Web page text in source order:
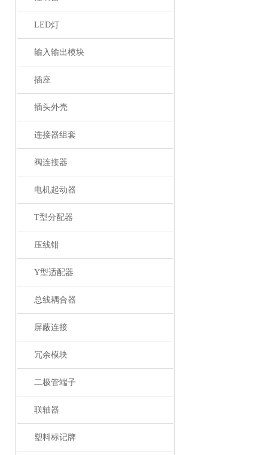
LED灯
输入输出模块
插座
插头外壳
连接器组套
阀连接器
电机起动器
T型分配器
压线钳
Y型适配器
总线耦合器
屏蔽连接
冗余模块
二极管端子
联轴器
塑料标记牌